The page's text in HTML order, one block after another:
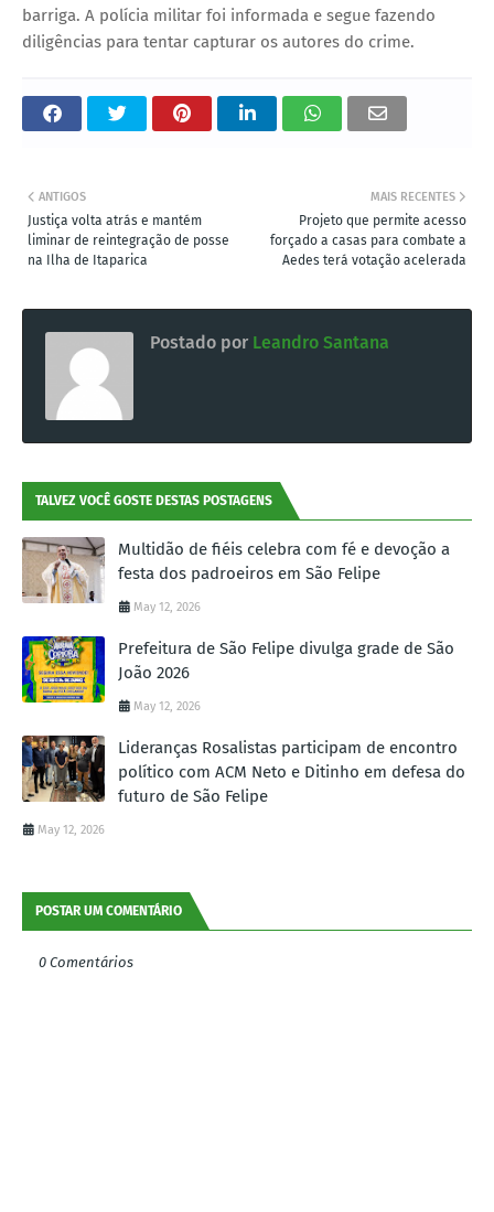
barriga. A polícia militar foi informada e segue fazendo
diligências para tentar capturar os autores do crime.
MAIS RECENTES
Projeto que permite acesso
forçado a casas para combate a
Aedes terá votação acelerada
ANTIGOS
Justiça volta atrás e mantém
liminar de reintegração de posse
na Ilha de Itaparica
Postado por Leandro Santana
TALVEZ VOCÊ GOSTE DESTAS POSTAGENS
Multidão de fiéis celebra com fé e devoção a
festa dos padroeiros em São Felipe
May 12, 2026
Prefeitura de São Felipe divulga grade de São
João 2026
May 12, 2026
Lideranças Rosalistas participam de encontro
político com ACM Neto e Ditinho em defesa do
futuro de São Felipe
May 12, 2026
POSTAR UM COMENTÁRIO
0 Comentários